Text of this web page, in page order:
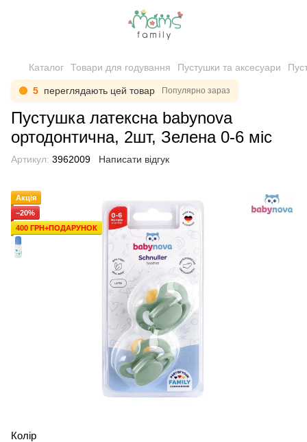
Каталог Товари для годування Пустушки та аксесуари
5 переглядають цей товар Популярно зараз
Пустушка латексна babynova
ортодонтична, 2шт, Зелена 0-6 міс
Артикул: 3962009 Написати відгук
Акція
−20%
400 ГРН+ПОДАРУНОК
Колір